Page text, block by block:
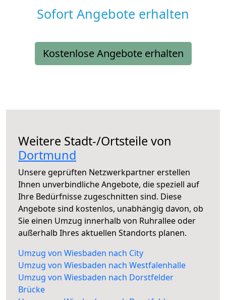
Sofort Angebote erhalten
Kostenlose Angebote erhalten
Weitere Stadt-/Ortsteile von
Dortmund
Unsere geprüften Netzwerkpartner erstellen
Ihnen unverbindliche Angebote, die speziell auf
Ihre Bedürfnisse zugeschnitten sind. Diese
Angebote sind kostenlos, unabhängig davon, ob
Sie einen Umzug innerhalb von Ruhrallee oder
außerhalb Ihres aktuellen Standorts planen.
Umzug von Wiesbaden nach City
Umzug von Wiesbaden nach Westfalenhalle
Umzug von Wiesbaden nach Dorstfelder
Brücke